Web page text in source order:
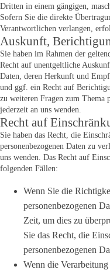
Dritten in einem gängigen,
Sofern Sie die direkte
Verantwortlichen verlangen,
Auskunft,
Sie haben im Rahmen der
Recht auf unentgeltliche
Daten, deren Herkunft und
und ggf. ein Recht auf
zu weiteren Fragen zum Thema
jederzeit an uns wenden.
Recht auf
Sie haben das Recht, die
personenbezogenen Daten zu
uns wenden. Das Recht auf
folgenden Fällen:
Wenn Sie die
personenbezogenen
Zeit, um dies zu
Sie das Recht, die
personenbezogenen
Wenn die